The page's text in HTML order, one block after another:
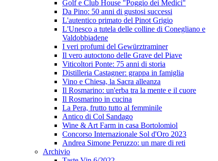
Golf e Club House "Poggio dei Medici"
Da Pino: 50 anni di gustosi successi
L'autentico primato del Pinot Grigio
L'Unesco a tutela delle colline di Conegliano e
Valdobbiadene
I veri profumi del Gewürztraminer
Il vero autoctono delle Grave del Piave
Viticoltori Ponte: 75 anni di storia
Distilleria Castagner: grappa in famiglia
Vino e Chiesa, la Sacra alleanza
Il Rosmarino: un'erba tra la mente e il cuore
Il Rosmarino in cucina
La Pera, frutto tutto al femminile
Antico di Col Sandago
Wine & Art Farm in casa Bortolomiol
Concorso Internazionale Sol d'Oro 2023
Andrea Simone Peruzzo: un mare di reti
Archivio